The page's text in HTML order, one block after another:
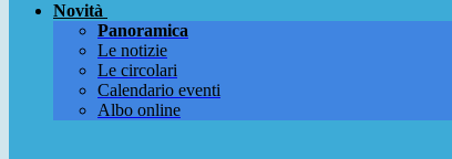
Novità
Panoramica
Le notizie
Le circolari
Calendario eventi
Albo online